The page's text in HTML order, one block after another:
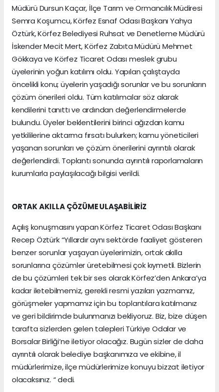
Müdürü Dursun Kaçar, İlçe Tarım ve Ormancılık Müdiresi
Semra Koşumcu, Körfez Esnaf Odası Başkanı Yahya
Öztürk, Körfez Belediyesi Ruhsat ve Denetleme Müdürü
İskender Mecit Mert, Körfez Zabıta Müdürü Mehmet
Gökkaya ve Körfez Ticaret Odası meslek grubu
üyelerinin yoğun katılımı oldu. Yapılan çalıştayda
öncelikli konu; üyelerin yaşadığı sorunlar ve bu sorunların
çözüm önerileri oldu. Tüm katılımcılar söz alarak
kendilerini tanıttı ve ardından değerlendirmelerde
bulundu. Üyeler beklentilerini birinci ağızdan kamu
yetkililerine aktarma fırsatı bulurken; kamu yöneticileri
yaşanan sorunları ve çözüm önerilerini ayrıntılı olarak
değerlendirdi. Toplantı sonunda ayrıntılı raporlamaların
kurumlarla paylaşılacağı bilgisi verildi.
ORTAK AKILLA ÇÖZÜME ULAŞABİLİRİZ
Açılış konuşmasını yapan Körfez Ticaret Odası Başkanı
Recep Öztürk “Yıllardır aynı sektörde faaliyet gösteren
benzer sorunlar yaşayan üyelerimizin, ortak akılla
sorunlarına çözümler üretebilmesi çok kıymetli. Bizlerin
de bu çözümleri tek bir ses olarak Körfez’den Ankara’ya
kadar iletebilmemiz, gerekli resmi yazıları yazmamız,
görüşmeler yapmamız için bu toplantılara katılmanız
ve geri bildirimde bulunmanızı bekliyoruz. Biz, bize düşen
tarafta sizlerden gelen talepleri Türkiye Odalar ve
Borsalar Birliği’ne iletiyor olacağız. Bugün sizler de daha
ayrıntılı olarak belediye başkanımıza ve ekibine, il
müdürlerimize, ilçe müdürlerimize konuyu bizzat iletiyor
olacaksınız. “ dedi.